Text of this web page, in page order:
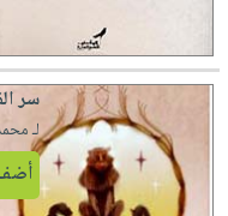
سر
لـ
أضف